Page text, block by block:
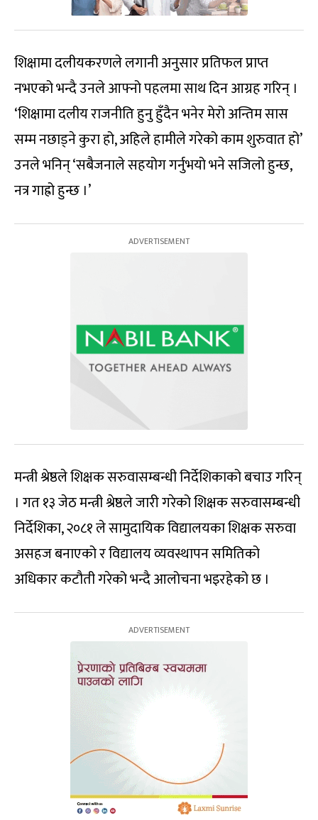
शिक्षामा दलीयकरणले लगानी अनुसार प्रतिफल प्राप्त
नभएको भन्दै उनले आफ्नो पहलमा साथ दिन आग्रह गरिन् ।
‘शिक्षामा दलीय राजनीति हुनु हुँदैन भनेर मेरो अन्तिम सास
सम्म नछाड्ने कुरा हो, अहिले हामीले गरेको काम शुरुवात हो’
उनले भनिन् ‘सबैजनाले सहयोग गर्नुभयो भने सजिलो हुन्छ,
नत्र गाह्रो हुन्छ ।’
मन्त्री श्रेष्ठले शिक्षक सरुवासम्बन्धी निर्देशिकाको बचाउ गरिन्
। गत १३ जेठ मन्त्री श्रेष्ठले जारी गरेको शिक्षक सरुवासम्बन्धी
निर्देशिका, २०८१ ले सामुदायिक विद्यालयका शिक्षक सरुवा
असहज बनाएको र विद्यालय व्यवस्थापन समितिको
अधिकार कटौती गरेको भन्दै आलोचना भइरहेको छ ।